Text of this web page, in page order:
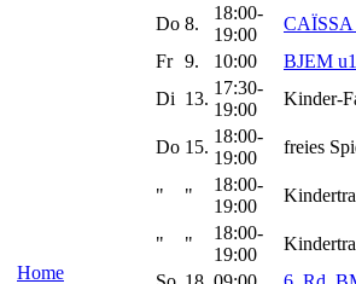
Home
Do 8.
18:00-
19:00
CAÏSSA
Fr 9. 10:00
BJEM
Di 13.
17:30-
19:00
Kinder-
Do 15.
18:00-
19:00
freies
" "
18:00-
19:00
" "
18:00-
19:00